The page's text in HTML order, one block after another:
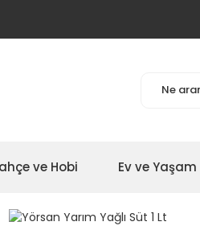
ve Hobi Ev ve Yaşam